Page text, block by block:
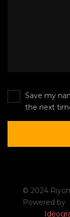
Save my
the next
© 2024
Powered by